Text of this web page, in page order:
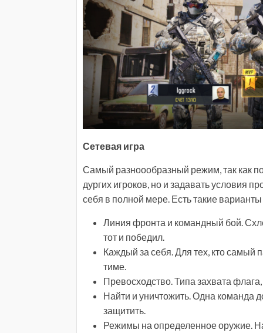
Сетевая игра
Самый разноообразный режим, так как
дургих игроков, но и задавать условия
себя в полной мере. Есть такие
Линия фронта и командный бой.
тот и победил.
Каждый за себя. Для тех, кто самый
тиме.
Превосходство. Типа захвата
Найти и уничтожить. Одна команда
защитить.
Режимы на определенное оружие.